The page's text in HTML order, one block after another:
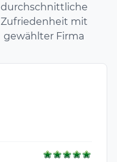
durchschnittliche
Zufriedenheit mit
gewählter Firma